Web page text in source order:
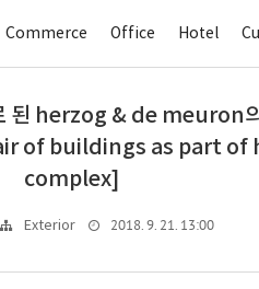
Commerce Office Hotel
된 herzog & de meuron
of buildings as part of
complex]
Exterior 2018. 9. 21. 13:00